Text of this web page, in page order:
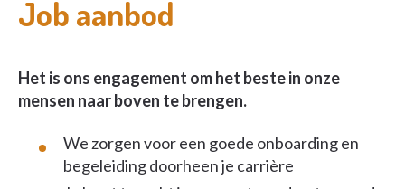
Job aanbod
Het is ons engagement om het beste in onze
mensen naar boven te brengen.
We zorgen voor een goede onboarding en
begeleiding doorheen je carrière